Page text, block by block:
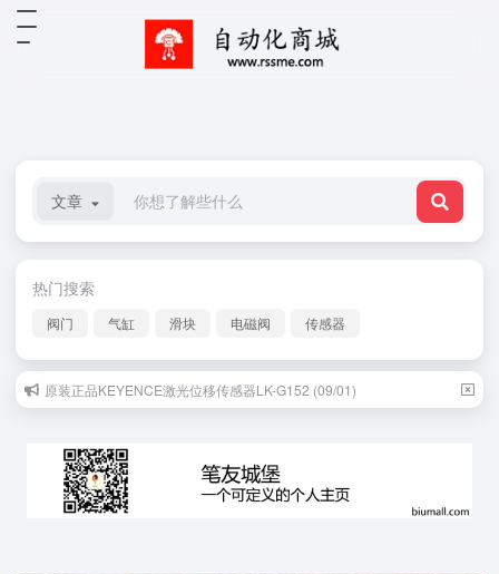
文章
热门搜索
阀门 气缸 滑块 电磁阀 传感器
原装正品KEYENCE激光位移传感器LK-G152 (09/01)